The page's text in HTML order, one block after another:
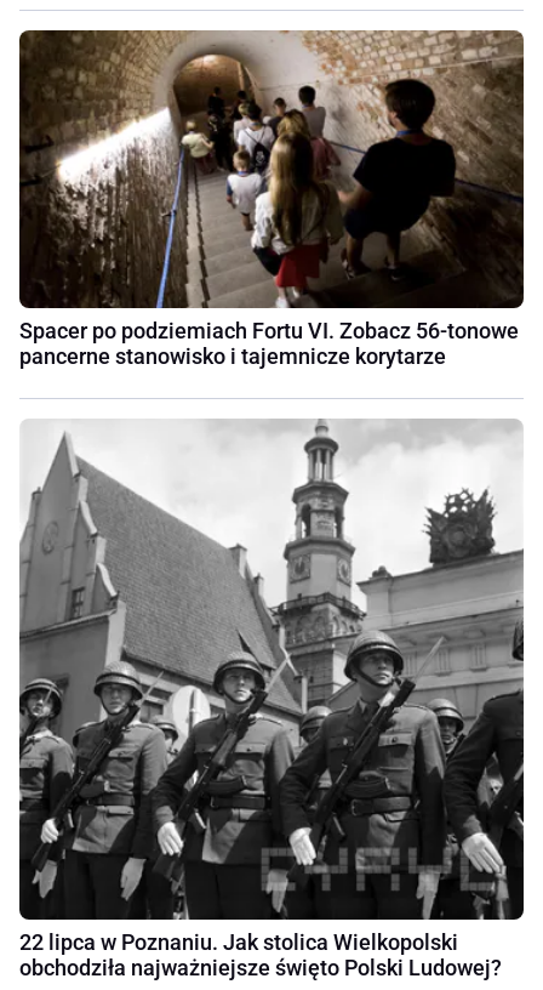
Spacer po podziemiach Fortu VI. Zobacz 56-tonowe
pancerne stanowisko i tajemnicze korytarze
22 lipca w Poznaniu. Jak stolica Wielkopolski
obchodziła najważniejsze święto Polski Ludowej?